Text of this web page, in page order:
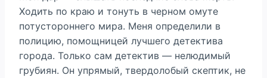
Ходить по краю и тонуть в черном омуте
потустороннего мира. Меня определили в
полицию, помощницей лучшего детектива
города. Только сам детектив — нелюдимый
грубиян. Он упрямый, твердолобый скептик, не